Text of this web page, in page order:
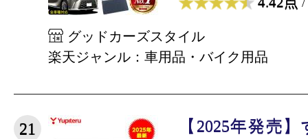
グッドカーズスタイル
楽天ジャンル：車用品・バイク用品
21
【2025年発売